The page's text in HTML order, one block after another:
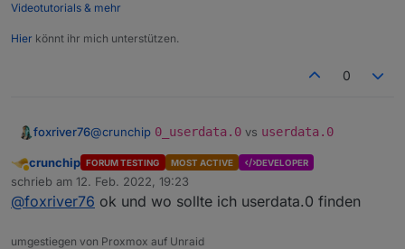
Videotutorials & mehr
Hier könnt ihr mich unterstützen.
0
foxriver76@crunchip 0_userdata.0 vs userdata.0
Abwesend
crunchip FORUM TESTING MOST ACTIVE DEVELOPER
schrieb am 12. Feb. 2022, 19:23
zuletzt editiert von
@foxriver76 ok und wo sollte ich userdata.0 finden
umgestiegen von Proxmox auf Unraid